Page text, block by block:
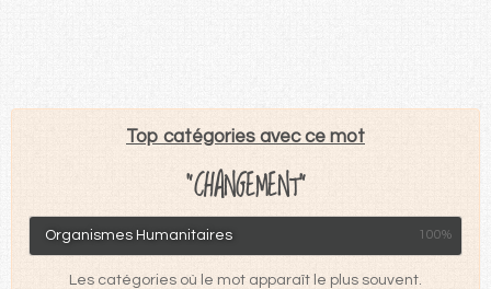
Top catégories avec ce mot
"CHANGEMENT"
Organismes Humanitaires 100%
Les catégories où le mot apparaît le plus souvent.